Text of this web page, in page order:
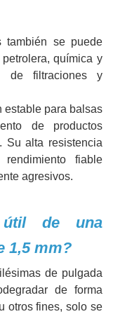
también se puede
química y
de filtraciones y
estable para balsas
de productos
Su alta resistencia
fiable
agresivos.
de una
1,5 mm?
de pulgada
de forma
otros fines, solo se